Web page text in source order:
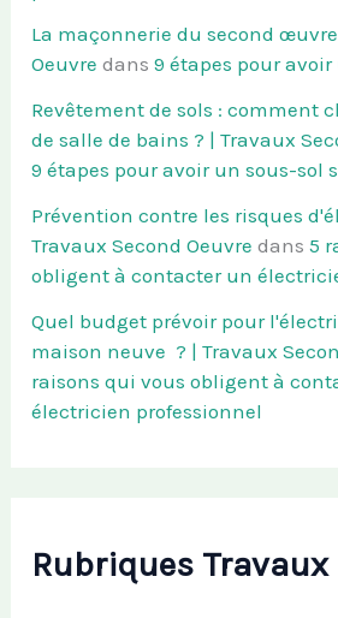
La maçonnerie du second
Oeuvre dans9 étapes pour
Revêtement de sols : comment
de salle de bains ? | Travaux
9 étapes pour avoir un sous-sol
Prévention contre les risques
Travaux Second Oeuvre dans5
obligent à contacter un
Quel budget prévoir pour
maison neuve ? | Travaux
raisons qui vous obligent à
électricien professionnel
Rubriques Travaux